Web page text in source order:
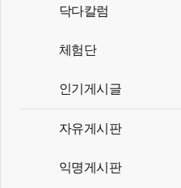
닥다칼럼
체험단
인기게시글
자유게시판
익명게시판